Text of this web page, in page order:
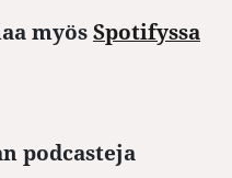
myös Spotifyssa
podcasteja